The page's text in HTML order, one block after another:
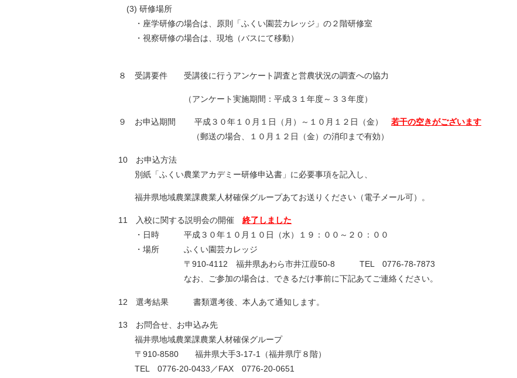
(3) 研修場所
・座学研修の場合は、原則「ふくい園芸カレッジ」の２階研修室
・視察研修の場合は、現地（バスにて移動）
８ 受講要件 受講後に行うアンケート調査と営農状況の調査への協力
（アンケート実施期間：平成３１年度～３３年度）
９ お申込期間 平成３０年１０月１日（月）～１０月１２日（金） 若干の空きがございます
（郵送の場合、１０月１２日（金）の消印まで有効）
10 お申込方法
別紙「ふくい農業アカデミー研修申込書」に必要事項を記入し、
福井県地域農業課農業人材確保グループあてお送りください（電子メール可）。
11 入校に関する説明会の開催 終了しました
・日時 平成３０年１０月１０日（水）１９：００～２０：００
・場所 ふくい園芸カレッジ
〒910-4112 福井県あわら市井江葭50-8 TEL 0776-78-7873
なお、ご参加の場合は、できるだけ事前に下記あてご連絡ください。
12 選考結果 書類選考後、本人あて通知します。
13 お問合せ、お申込み先
福井県地域農業課農業人材確保グループ
〒910-8580 福井県大手3-17-1（福井県庁８階）
TEL 0776-20-0433／FAX 0776-20-0651